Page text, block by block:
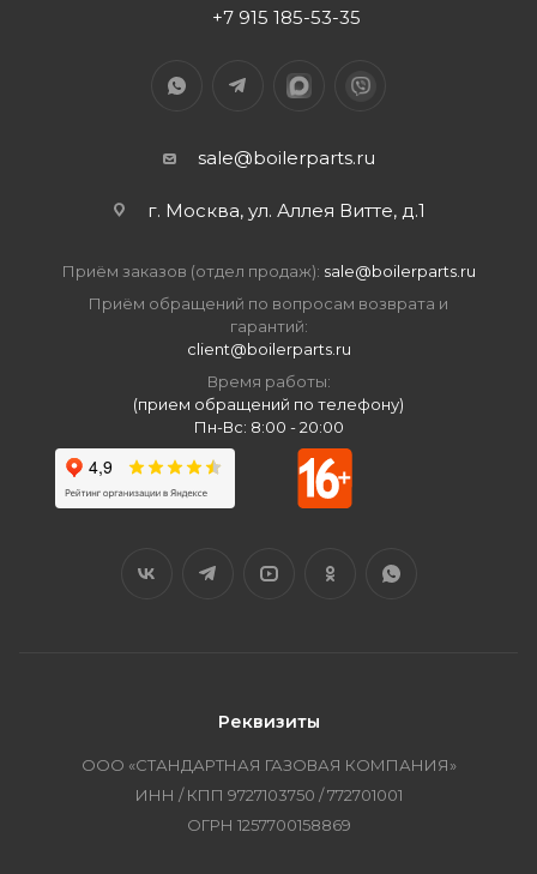
+7 915 185-53-35
sale@boilerparts.ru
г. Москва, ул. Аллея Витте, д.1
Приём заказов (отдел продаж): sale@boilerparts.ru
Приём обращений по вопросам возврата и
гарантий:
client@boilerparts.ru
Время работы:
(прием обращений по телефону)
Пн-Вс: 8:00 - 20:00
Реквизиты
ООО «СТАНДАРТНАЯ ГАЗОВАЯ КОМПАНИЯ»
ИНН / КПП 9727103750 / 772701001
ОГРН 1257700158869